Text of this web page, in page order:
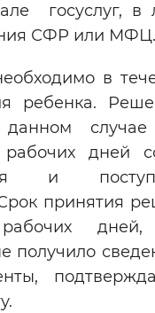
госуслуг, в
СФР или МФЦ.
в
ребенка.
рабочих дней
и
принятия
дней,
получило